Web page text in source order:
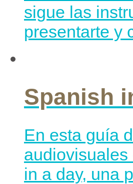
sigue las
presentarte y
Spanish
En esta guía
audiovisuales
in a day, una